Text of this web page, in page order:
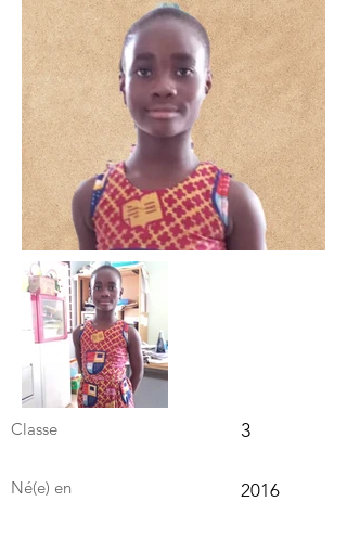
Classe 3
Né(e) en 2016